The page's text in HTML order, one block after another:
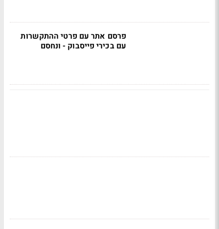
פרסם אתר עם פרטי ההתקשרות
עם בכירי פייסבוק - ונחסם